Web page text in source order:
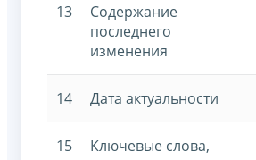
13
Содержание
последнего
изменения
14 Дата актуальности
15
Ключевые слова,